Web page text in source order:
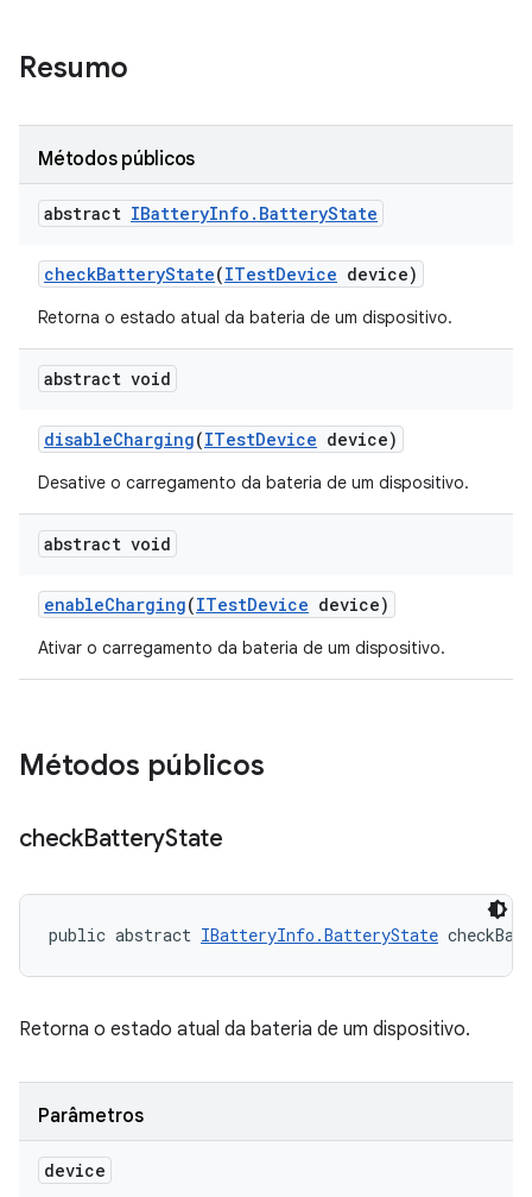
Resumo
Métodos públicos
abstract IBatteryInfo . BatteryState
checkBatteryState(ITestDevice device)
Retorna o estado atual da bateria de um dispositivo.
abstract void
disableCharging(ITestDevice device)
Desative o carregamento da bateria de um dispositivo.
abstract void
enableCharging(ITestDevice device)
Ativar o carregamento da bateria de um dispositivo.
Métodos públicos
checkBatteryState
public abstract IBatteryInfo.BatteryState
Retorna o estado atual da bateria de um dispositivo.
Parâmetros
device